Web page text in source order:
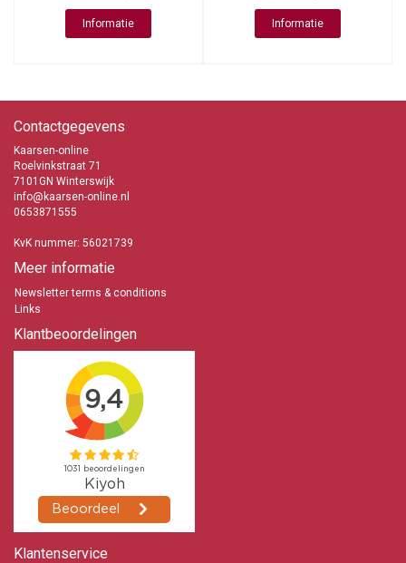
Informatie Informatie
Contactgegevens
Kaarsen-online
Roelvinkstraat 71
7101GN Winterswijk
info@kaarsen-online.nl
0653871555
KvK nummer: 56021739
Meer informatie
Newsletter terms & conditions
Links
Klantbeoordelingen
Klantenservice